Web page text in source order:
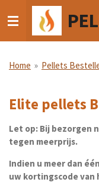
direct
hoofdinhoud
Home » Pellets
Elite pellets
Let op: Bij bezorgen
tegen meerprijs.
Indien u meer dan
uw kortingscode van